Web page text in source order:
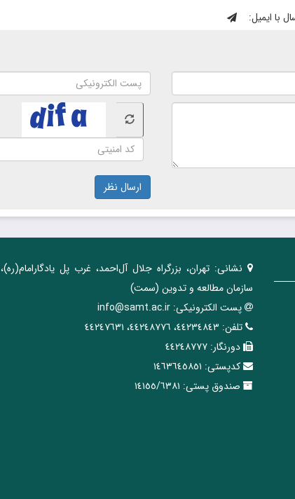
با ایمیل:
ارسال نظر
نشانی: تهران، ‌بزرگراه ‌جلال آل‌احمد، غرب پل يادگار‌امام(ره)‌،
سازمان مطالعه و تدوین‌ (سمت)
پست الکترونیکی: info@samt.ac.ir
تلفن: ٤٤٢٣٤٨٤٣، ٤٤٢٤٨٧٧٦، ٤٤٢٤٧٦٣١
دورنگار: ٤٤٢٤٨٧٧٧
کدپستی: ١٤٦٣٦٤٥٨٥١
صندوق پستی: ١٤١٥٥/٦٣٨١